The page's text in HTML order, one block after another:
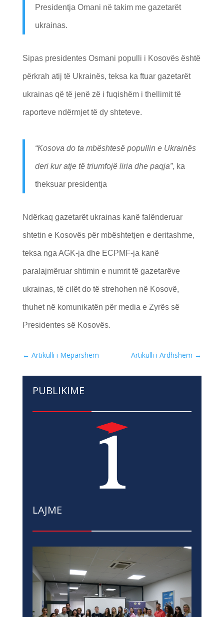
Presidentja Omani në takim me gazetarët
ukrainas.
Sipas presidentes Osmani populli i Kosovës është
përkrah atij të Ukrainës, teksa ka ftuar gazetarët
ukrainas që të jenë zë i fuqishëm i thellimit të
raporteve ndërmjet të dy shteteve.
“Kosova do ta mbështesë popullin e Ukrainës
deri kur atje të triumfojë liria dhe paqja”, ka
theksuar presidentja
Ndërkaq gazetarët ukrainas kanë falënderuar
shtetin e Kosovës për mbështetjen e deritashme,
teksa nga AGK-ja dhe ECPMF-ja kanë
paralajmëruar shtimin e numrit të gazetarëve
ukrainas, të cilët do të strehohen në Kosovë,
thuhet në komunikatën për media e Zyrës së
Presidentes së Kosovës.
← Artikulli i Mëparshëm Artikulli i Ardhshëm →
PUBLIKIME
LAJME